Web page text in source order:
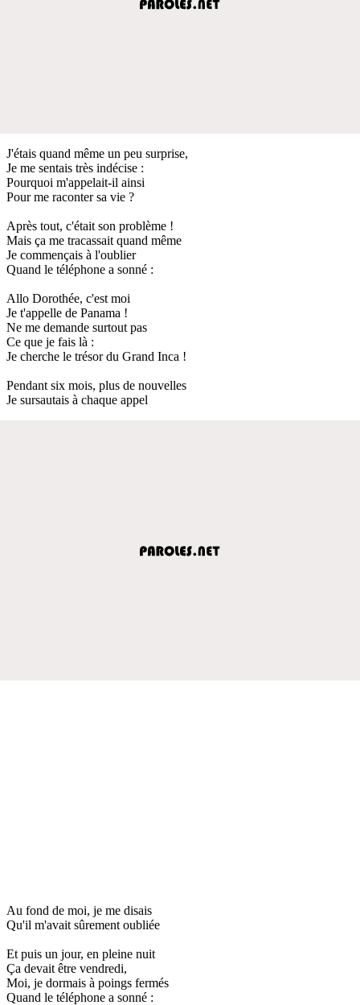
J'étais quand même un peu surprise,
Je me sentais très indécise :
Pourquoi m'appelait-il ainsi
Pour me raconter sa vie ?
Après tout, c'était son problème !
Mais ça me tracassait quand même
Je commençais à l'oublier
Quand le téléphone a sonné :
Allo Dorothée, c'est moi
Je t'appelle de Panama !
Ne me demande surtout pas
Ce que je fais là :
Je cherche le trésor du Grand Inca !
Pendant six mois, plus de nouvelles
Je sursautais à chaque appel
Au fond de moi, je me disais
Qu'il m'avait sûrement oubliée
Et puis un jour, en pleine nuit
Ça devait être vendredi,
Moi, je dormais à poings fermés
Quand le téléphone a sonné :